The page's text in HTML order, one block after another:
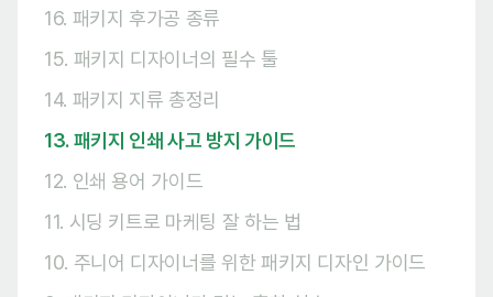
16. 패키지 후가공 종류
15. 패키지 디자이너의 필수 툴
14. 패키지 지류 총정리
13. 패키지 인쇄 사고 방지 가이드
12. 인쇄 용어 가이드
11. 시딩 키트로 마케팅 잘 하는 법
10. 주니어 디자이너를 위한 패키지 디자인 가이드